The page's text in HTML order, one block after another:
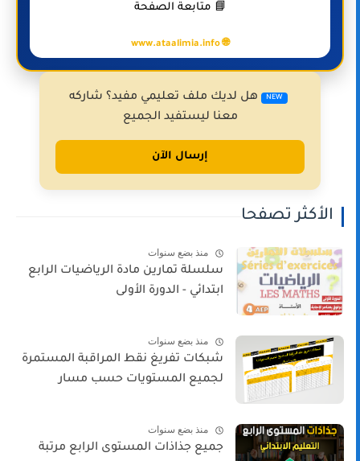
📘 متابعة الصفحة
🌐 www.ataalimia.info
NEW
هل لديك ملف تعليمي مفيد؟ شاركه
معنا ليستفيد الجميع
إرسال الآن
الأكثر تصفحا
منذ بضع سنوات
سلسلة تمارين مادة الرياضيات الرابع
ابتدائي - الدورة الأولى
منذ بضع سنوات
شبكات تفريغ نقط المراقبة المستمرة
لجميع المستويات حسب مسار
منذ بضع سنوات
جميع جذاذات المستوى الرابع مرتبة